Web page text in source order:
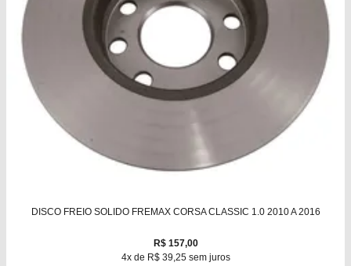
DISCO FREIO SOLIDO FREMAX CORSA CLASSIC 1.0 2010 A 2016
R$ 157,00
4x de R$ 39,25 sem juros